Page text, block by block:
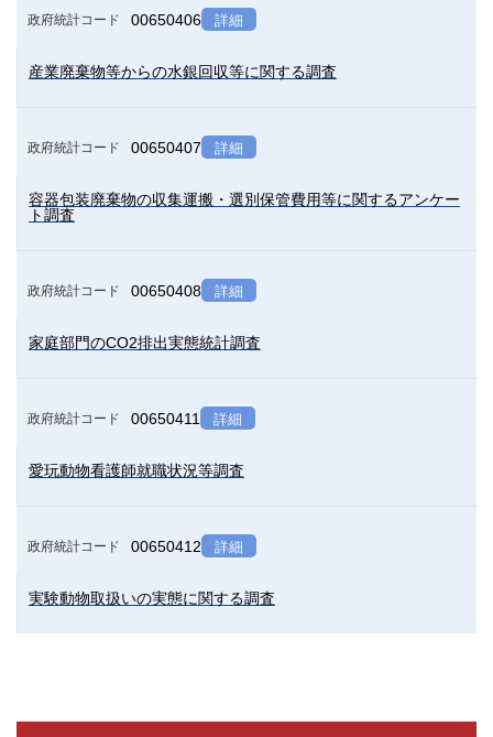
政府統計コード 00650406 詳細
産業廃棄物等からの水銀回収等に関する調査
政府統計コード 00650407 詳細
容器包装廃棄物の収集運搬・選別保管費用等に関するアンケー
ト調査
政府統計コード 00650408 詳細
家庭部門のCO2排出実態統計調査
政府統計コード 00650411 詳細
愛玩動物看護師就職状況等調査
政府統計コード 00650412 詳細
実験動物取扱いの実態に関する調査